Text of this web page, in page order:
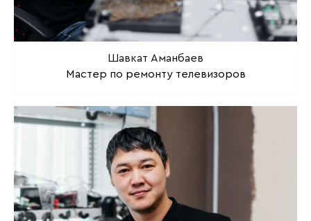
Шавкат Аманбаев
Мастер по ремонту телевизоров